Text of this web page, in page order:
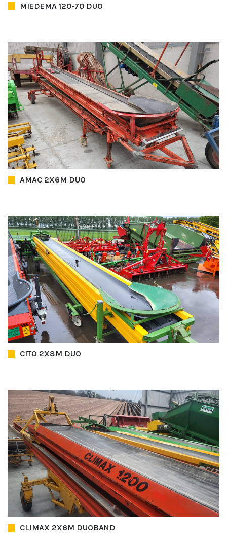
MIEDEMA 120-70 DUO
AMAC 2X6M DUO
CITO 2X8M DUO
CLIMAX 2X6M DUOBAND